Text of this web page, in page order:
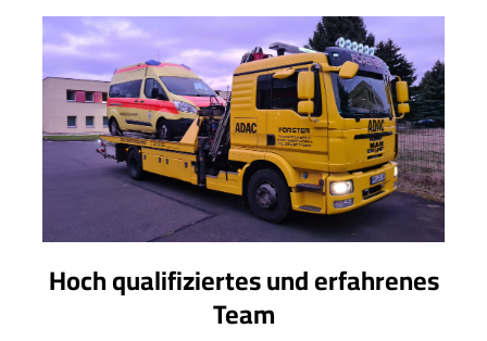
Hoch qualifiziertes und erfahrenes
Team